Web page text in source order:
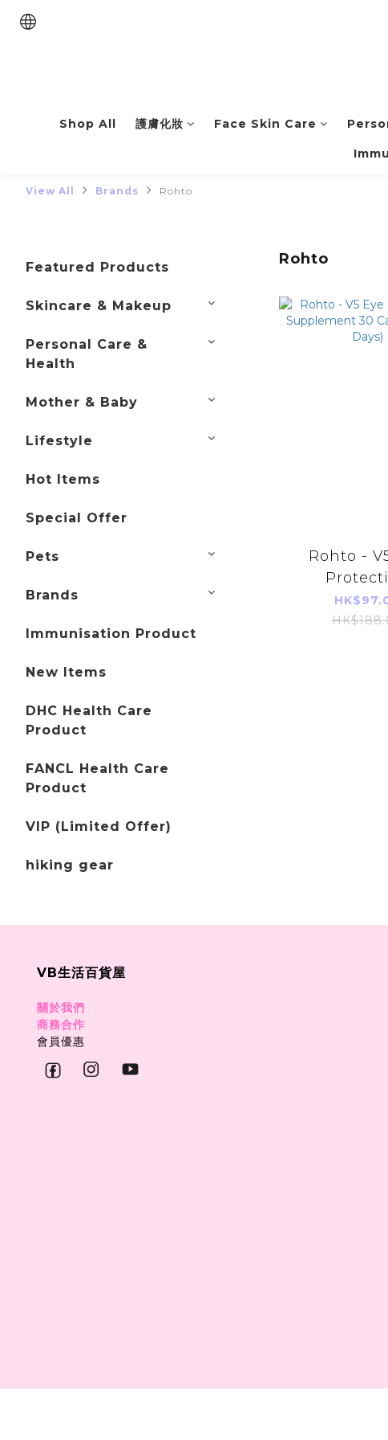
Shop All 護膚化妝 Face Skin Care
View All Brands Rohto
Featured Products
Skincare & Makeup
Personal Care &
Health
Mother & Baby
Lifestyle
Hot Items
Special Offer
Pets
Brands
Immunisation Product
New Items
DHC Health Care
Product
FANCL Health Care
Product
VIP (Limited Offer)
hiking gear
Rohto
Rohto -
Capsules
VB生活百貨屋
關於我們
商務合作
會員優惠